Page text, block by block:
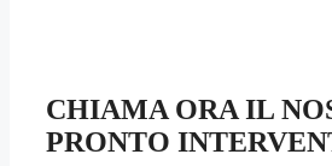
CHIAMA ORA IL
PRONTO